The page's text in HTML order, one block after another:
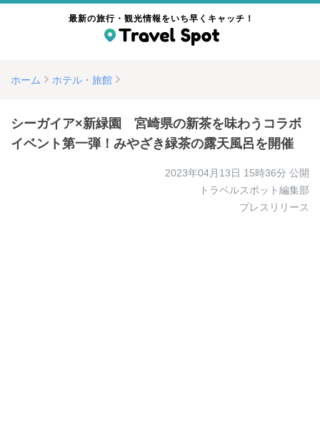
最新の旅行・観光情報をいち早くキャッチ！
ホーム ホテル・旅館
シーガイア×新緑園 宮崎県の新茶を味わうコラボ
イベント第一弾！みやざき緑茶の露天風呂を開催
2023年04月13日 15時36分 公開
トラベルスポット編集部
プレスリリース